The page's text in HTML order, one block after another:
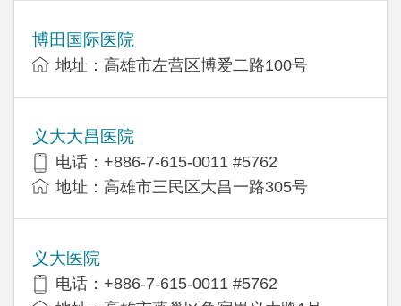
博田国际医院
地址：高雄市左营区博爱二路100号
义大大昌医院
电话：+886-7-615-0011 #5762
地址：高雄市三民区大昌一路305号
义大医院
电话：+886-7-615-0011 #5762